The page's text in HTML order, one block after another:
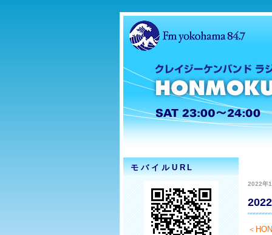
モバイルURL
2022年
＜